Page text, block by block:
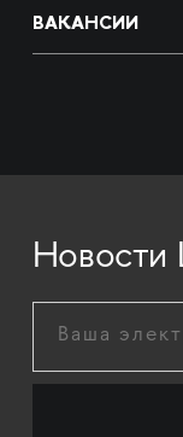
ВАКАНСИИ
Новости